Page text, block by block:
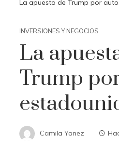
La apuesta de Trump por
INVERSIONES Y NEGOCIOS
La
Trump
Camila Yanez